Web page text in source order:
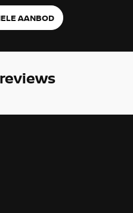
AANBOD